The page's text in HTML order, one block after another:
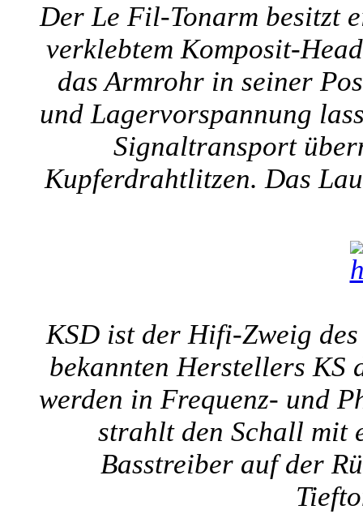
Der Le Fil-Tonarm besitzt
verklebtem Komposit-
das Armrohr in seiner
und Lagervorspannung
Signaltransport
Kupferdrahtlitzen. Das
KSD ist der Hifi-Zweig
bekannten Herstellers
werden in Frequenz- und
strahlt den Schall mit
Basstreiber auf der